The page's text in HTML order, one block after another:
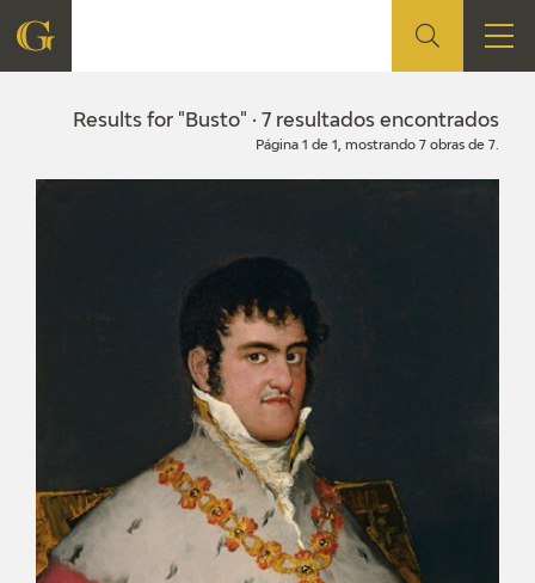
FOUNDATION
EXPOSICIONES
Results for "Busto" · 7 resultados encontrados
Página 1 de 1, mostrando 7 obras de 7.